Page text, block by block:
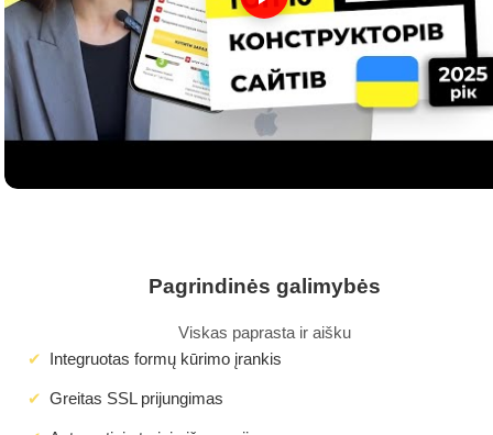
Pagrindinės galimybės
Viskas paprasta ir aišku
Integruotas formų kūrimo įrankis
Greitas SSL prijungimas